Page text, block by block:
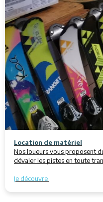
Location de matériel
Nos loueurs vous proposent
dévaler les pistes en toute
Je découvre